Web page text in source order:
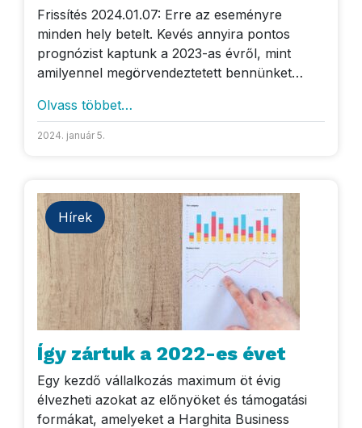
Frissítés 2024.01.07: Erre az eseményre
minden hely betelt. Kevés annyira pontos
prognózist kaptunk a 2023-as évről, mint
amilyennel megörvendeztetett bennünket…
Olvass többet…
2024. január 5.
Hírek
Így zártuk a 2022-es évet
Egy kezdő vállalkozás maximum öt évig
élvezheti azokat az előnyöket és támogatási
formákat, amelyeket a Harghita Business